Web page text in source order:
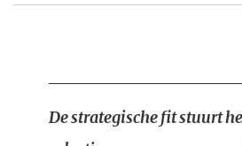
De strategische fit stuurt